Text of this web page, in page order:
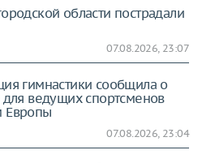
области пострадали
07.08.2026, 23:07
гимнастики сообщила о
для ведущих спортсменов
Европы
07.08.2026, 23:04